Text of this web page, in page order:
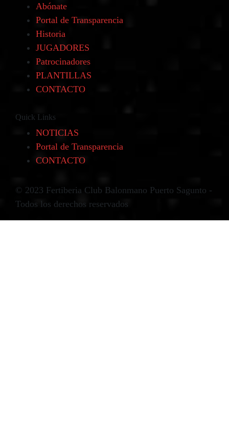
Abónate
Portal de Transparencia
Historia
JUGADORES
Patrocinadores
PLANTILLAS
CONTACTO
Quick Links
NOTICIAS
Portal de Transparencia
CONTACTO
© 2023 Fertiberia Club Balonmano Puerto Sagunto -
Todos los derechos reservados